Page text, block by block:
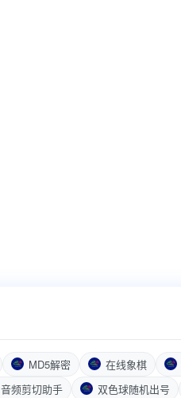
MD5解密 在线象棋
音频剪切助手 双色球随机出号